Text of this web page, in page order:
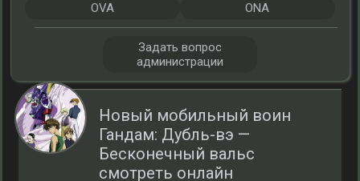
Новый мобильный воин
Гандам: Дубль-вэ —
Бесконечный вальс
смотреть онлайн
OVA
ONA
Задать вопрос
администрации